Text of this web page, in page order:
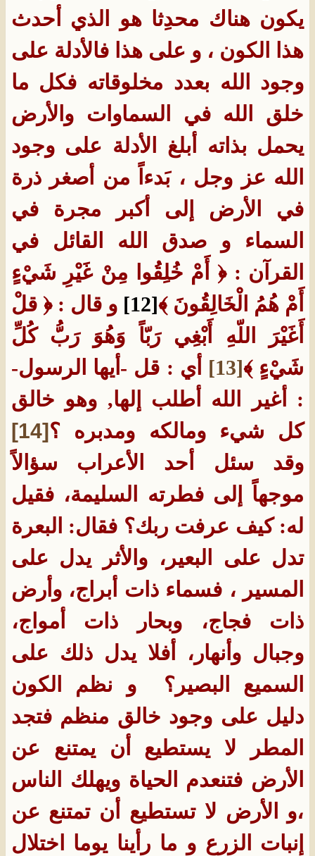
يكون هناك محدِثا هو الذي أحدث
هذا الكون ، و على هذا فالأدلة على
وجود الله بعدد مخلوقاته فكل ما
خلق الله في السماوات والأرض
يحمل بذاته أبلغ الأدلة على وجود
الله عز وجل ، بَدءاً من أصغر ذرة
في الأرض إلى أكبر
مجرة في
السماء و صدق الله القائل في
القرآن : ﴿ أَمْ خُلِقُوا مِنْ غَيْرِ شَيْءٍ
أَمْ هُمُ الْخَالِقُونَ ﴾[12]
و قال : ﴿ قلْ
أَغَيْرَ اللّهِ أَبْغِي رَبّاً وَهُوَ رَبُّ كُلِّ
شَيْءٍ ﴾[13]
أي : قل -أيها الرسول-
: أغير الله أطلب إلها, وهو خالق
كل شيء ومالكه ومدبره ؟ [14]
وقد سئل أحد الأعراب سؤالاً
موجهاً إلى فطرته السليمة، فقيل
له: كيف عرفت ربك؟ فقال: البعرة
تدل على البعير، والأثر يدل على
المسير ، فسماء ذات أبراج، وأرض
ذات فجاج، وبحار ذات أمواج،
وجبال وأنهار، أفلا يدل ذلك على
السميع البصير؟ ‏ و نظم الكون
دليل على وجود خالق منظم فتجد
المطر لا يستطيع أن يمتنع عن
الأرض فتنعدم الحياة ويهلك الناس
،و الأرض لا تستطيع أن تمتنع عن
إنبات الزرع و ما رأينا يوما اختلال